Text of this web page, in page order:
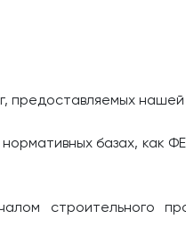
предоставляемых нашей
базах, как
строительного